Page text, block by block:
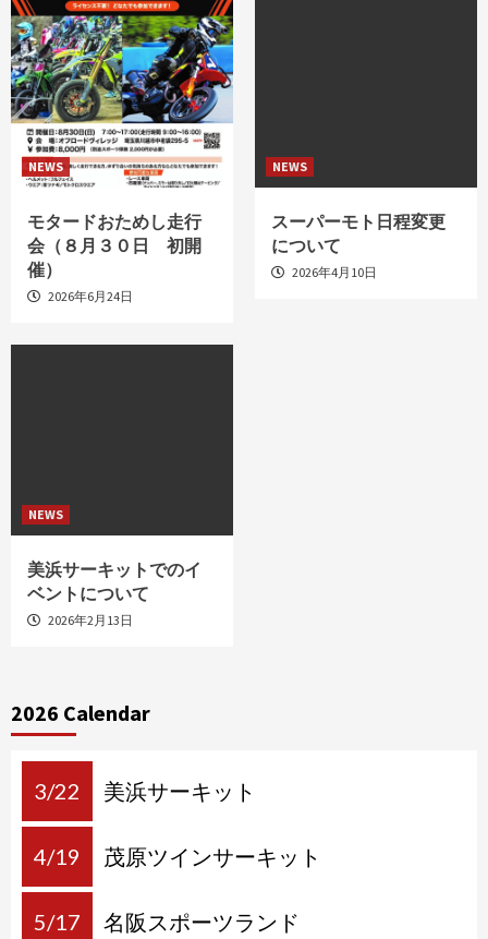
NEWS
モタードおためし走行
会（８月３０日 初開
催）
2026年6月24日
NEWS
スーパーモト日程変更
について
2026年4月10日
NEWS
美浜サーキットでのイ
ベントについて
2026年2月13日
2026 Calendar
3/22 美浜サーキット
4/19 茂原ツインサーキット
5/17 名阪スポーツランド